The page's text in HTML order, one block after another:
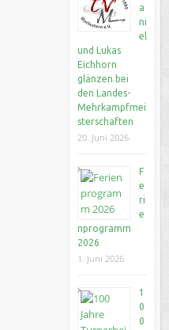
a
ni
el
und Lukas
Eichhorn
glänzen bei
den Landes-
Mehrkampfmei
sterschaften
20. Juni 2026
F
e
ri
e
nprogramm
2026
1. Juni 2026
1
0
0